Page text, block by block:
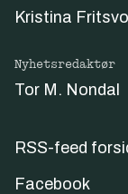
Kristina
Nyhetsredaktør
Tor M. Nondal
RSS-feed
Facebook